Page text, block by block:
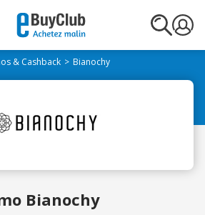
& Cashback Bianochy
Bianochy